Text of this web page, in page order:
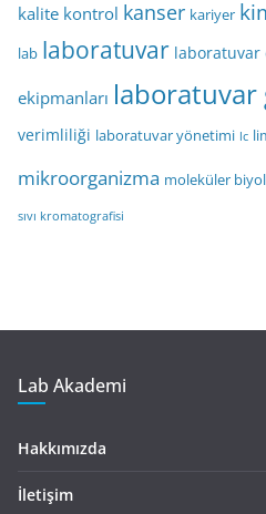
kalite kontrol kanser kariyer
lab laboratuvar laboratuvar
ekipmanları laboratuvar
verimliliği laboratuvar yönetimi lc
mikroorganizma moleküler
sıvı kromatografisi
Lab Akademi
Hakkımızda
İletişim